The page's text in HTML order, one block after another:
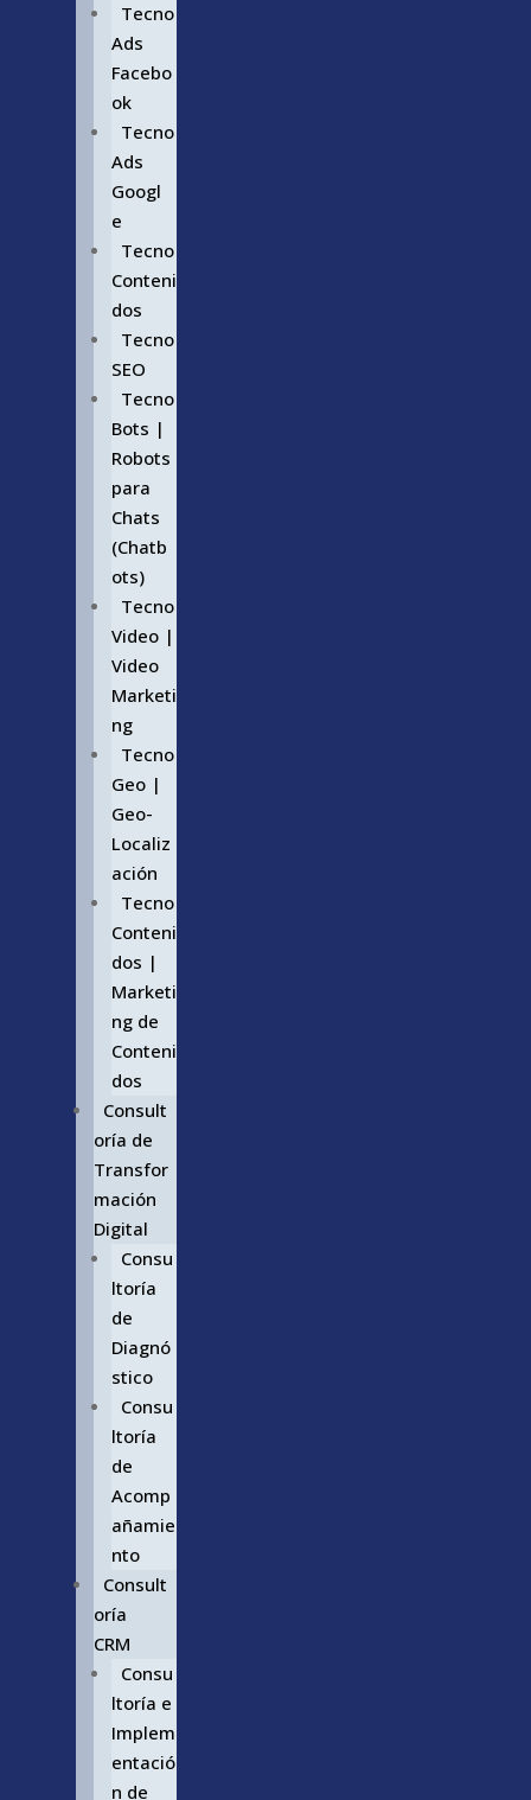
Tecno
Ads
Facebo
ok
Tecno
Ads
Googl
e
Tecno
Conteni
dos
Tecno
SEO
Tecno
Bots |
Robots
para
Chats
(Chatb
ots)
Tecno
Video |
Video
Marketi
ng
Tecno
Geo |
Geo-
Localiz
ación
Tecno
Conteni
dos |
Marketi
ng de
Conteni
dos
Consult
oría de
Transfor
mación
Digital
Consu
ltoría
de
Diagnó
stico
Consu
ltoría
de
Acomp
añamie
nto
Consult
oría
CRM
Consu
ltoría e
Implem
entació
n de